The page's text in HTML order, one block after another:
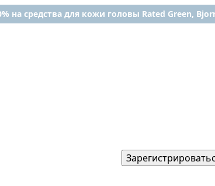
на средства для кожи головы Rated Green,